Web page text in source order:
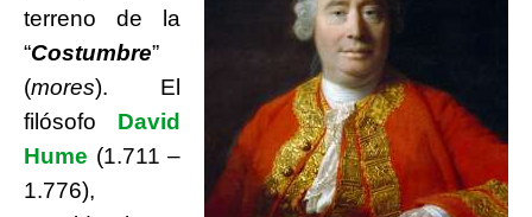
terreno de la
“Costumbre”
(mores). El
filósofo David
Hume (1.711 –
1.776),